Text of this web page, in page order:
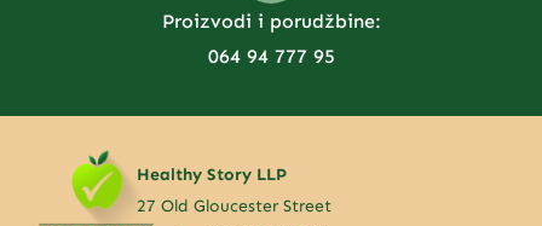
Proizvodi i porudžbine:
064 94 777 95
Healthy Story LLP
27 Old Gloucester Street